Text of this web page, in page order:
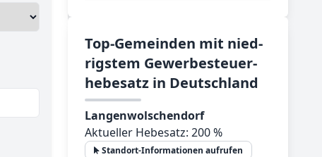
Top-­Ge­mein­den mit nied­
rig­stem Ge­wer­be­steu­er­
he­be­satz in Deutsch­land
Langenwolschendorf
Aktueller Hebesatz: 200 %
Standort-Informationen aufrufen